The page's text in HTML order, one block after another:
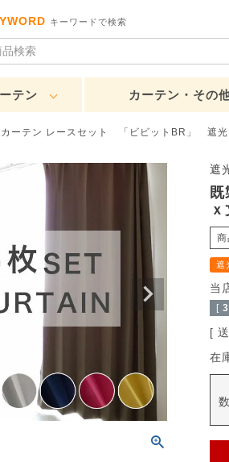
キーワードで検索
テン カーテン・その
カーテン レースセット 「ビビットBR」 遮
遮
遮
当
[
在